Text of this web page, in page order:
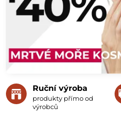
Ruční výroba
produkty přímo od
výrobců